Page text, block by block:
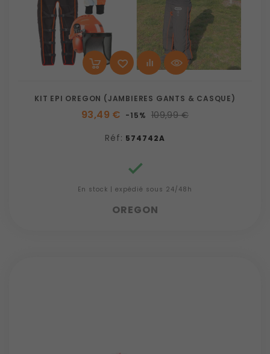
KIT EPI OREGON (JAMBIERES GANTS & CASQUE)
93,49 € -15% 109,99 €
Réf: 574742A

En stock | expédié sous 24/48h
OREGON